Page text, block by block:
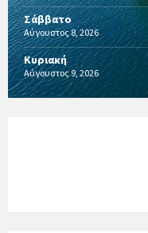
Σάββατο
Αύγουστος 8, 2026
Κυριακή
Αύγουστος 9, 2026